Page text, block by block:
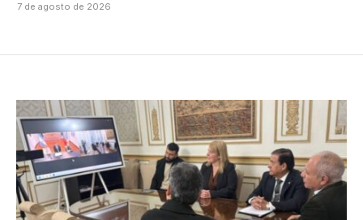
7 de agosto de 2026